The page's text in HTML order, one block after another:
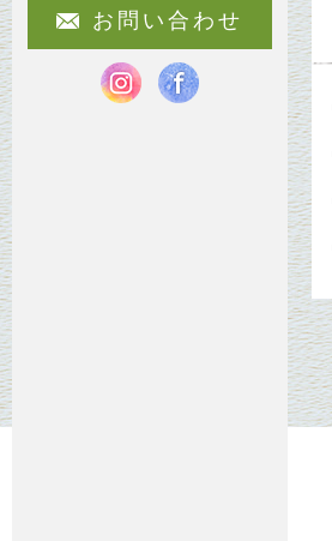
お問い合わせ